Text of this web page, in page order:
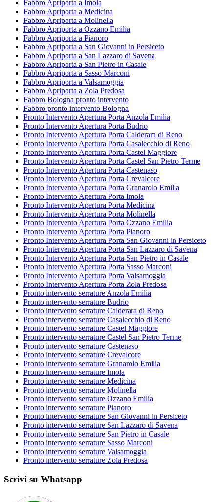
Fabbro Apriporta a Imola
Fabbro Apriporta a Medicina
Fabbro Apriporta a Molinella
Fabbro Apriporta a Ozzano Emilia
Fabbro Apriporta a Pianoro
Fabbro Apriporta a San Giovanni in Persiceto
Fabbro Apriporta a San Lazzaro di Savena
Fabbro Apriporta a San Pietro in Casale
Fabbro Apriporta a Sasso Marconi
Fabbro Apriporta a Valsamoggia
Fabbro Apriporta a Zola Predosa
Fabbro Bologna pronto intervento
Fabbro pronto intervento Bologna
Pronto Intervento Apertura Porta Anzola Emilia
Pronto Intervento Apertura Porta Budrio
Pronto Intervento Apertura Porta Calderara di Reno
Pronto Intervento Apertura Porta Casalecchio di Reno
Pronto Intervento Apertura Porta Castel Maggiore
Pronto Intervento Apertura Porta Castel San Pietro Terme
Pronto Intervento Apertura Porta Castenaso
Pronto Intervento Apertura Porta Crevalcore
Pronto Intervento Apertura Porta Granarolo Emilia
Pronto Intervento Apertura Porta Imola
Pronto Intervento Apertura Porta Medicina
Pronto Intervento Apertura Porta Molinella
Pronto Intervento Apertura Porta Ozzano Emilia
Pronto Intervento Apertura Porta Pianoro
Pronto Intervento Apertura Porta San Giovanni in Persiceto
Pronto Intervento Apertura Porta San Lazzaro di Savena
Pronto Intervento Apertura Porta San Pietro in Casale
Pronto Intervento Apertura Porta Sasso Marconi
Pronto Intervento Apertura Porta Valsamoggia
Pronto Intervento Apertura Porta Zola Predosa
Pronto intervento serrature Anzola Emilia
Pronto intervento serrature Budrio
Pronto intervento serrature Calderara di Reno
Pronto intervento serrature Casalecchio di Reno
Pronto intervento serrature Castel Maggiore
Pronto intervento serrature Castel San Pietro Terme
Pronto intervento serrature Castenaso
Pronto intervento serrature Crevalcore
Pronto intervento serrature Granarolo Emilia
Pronto intervento serrature Imola
Pronto intervento serrature Medicina
Pronto intervento serrature Molinella
Pronto intervento serrature Ozzano Emilia
Pronto intervento serrature Pianoro
Pronto intervento serrature San Giovanni in Persiceto
Pronto intervento serrature San Lazzaro di Savena
Pronto intervento serrature San Pietro in Casale
Pronto intervento serrature Sasso Marconi
Pronto intervento serrature Valsamoggia
Pronto intervento serrature Zola Predosa
Scrivi su Whatsapp